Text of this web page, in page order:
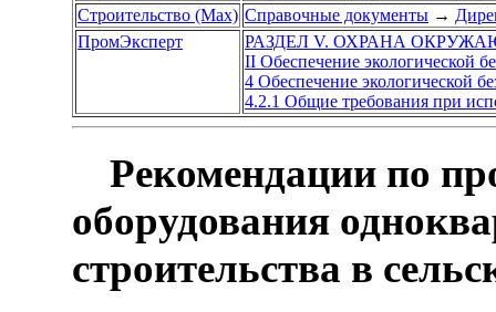
Строительство (Max) Справочные документы →
ПромЭксперт
РАЗДЕЛ V. ОХРАНА
II Обеспечение экологической
4 Обеспечение экологической
4.2.1 Общие требования при
Рекомендации по
оборудования
строительства в